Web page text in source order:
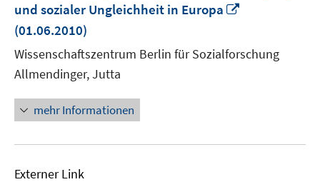
und sozialer Ungleichheit in Europa
öffnen
(01.06.2010)
Wissenschaftszentrum Berlin für Sozialforschung
Allmendinger, Jutta
mehr Informationen
Externer Link